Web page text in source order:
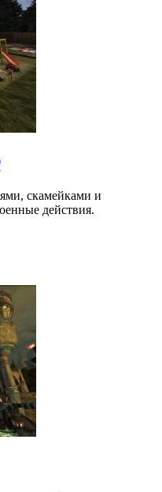
скамейками и
действия.